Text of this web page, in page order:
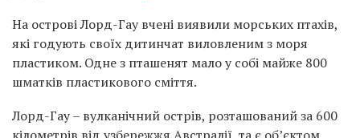
На острові Лорд-Гау вчені виявили морських птахів,
які годують своїх дитинчат виловленим з моря
пластиком. Одне з пташенят мало у собі майже 800
шматків пластикового сміття.
Лорд-Гау – вулканічний острів, розташований за 600